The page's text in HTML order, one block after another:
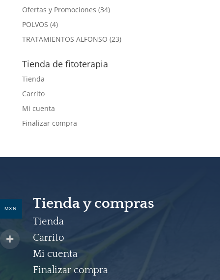
Ofertas y Promociones 3434
POLVOS 44
productos
TRATAMIENTOS ALFONSO 2323
Tienda de fitoterapia
Tienda
Carrito
Mi cuenta
Finalizar compra
Tienda y compras
Tienda
Carrito
Mi cuenta
Finalizar compra
MXN